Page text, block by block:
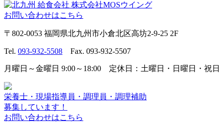
お問い合わせはこちら
〒802-0053 福岡県北九州市小倉北区高坊2-9-25 2F
Tel. 093-932-5508 Fax. 093-932-5507
月曜日～金曜日 9:00～18:00 定休日：土曜日・日曜日・祝日
栄養士・現場指導員・調理員・調理補助
募集しています！
お問い合わせはこちら